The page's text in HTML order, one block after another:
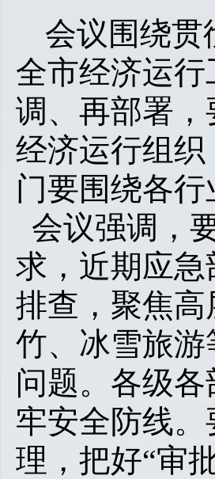
会议围绕贯
全市经济运
调、再部署
经济运行组
门要围绕各
会议强调，
求，近期应
排查，聚焦
竹、冰雪旅
问题。各级
牢安全防线
理，把好“审